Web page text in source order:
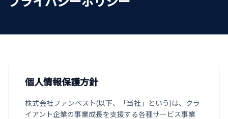
個人情報保護方針
株式会社ファンベスト(以下、「当社」という)は、クラ
イアント企業の事業成長を支援する各種サービス事業